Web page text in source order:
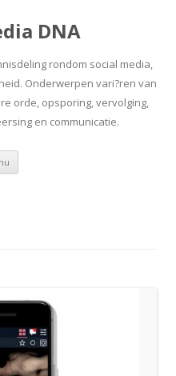
DNA
rondom social media,
Onderwerpen vari?ren van
orde, opsporing, vervolging,
en communicatie.
Spring
inhoud